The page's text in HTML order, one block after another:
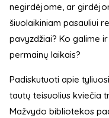
negirdėjome, ar
šiuolaikiniam pasauliui
pavyzdžiai? Ko galime
permainų laikais?
Padiskutuoti apie
tautų teisuolius kviečia
Mažvydo bibliotekos